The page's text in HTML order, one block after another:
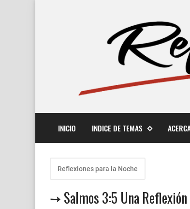
INICIO INDICE DE TEMAS
Reflexiones para la Noche
➙ Salmos 3:5 Una